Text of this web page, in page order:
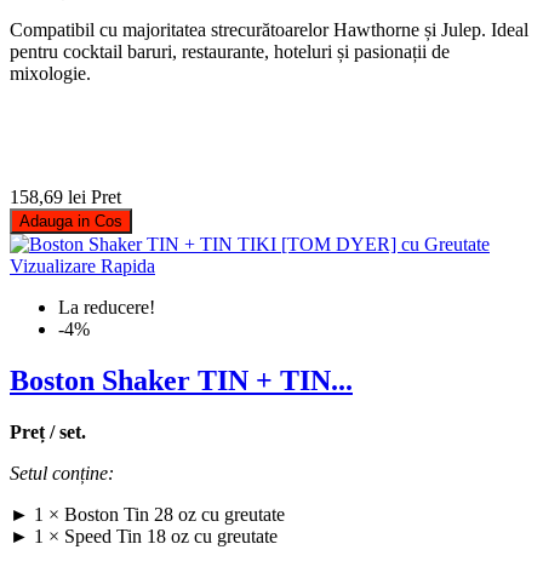
Compatibil cu majoritatea strecurătoarelor Hawthorne și Julep. Ideal
pentru cocktail baruri, restaurante, hoteluri și pasionații de
mixologie.
158,69 lei Pret
Adauga in Cos
Vizualizare Rapida
La reducere!
-4%
Boston Shaker TIN + TIN...
Preț / set.
Setul conține:
► 1 × Boston Tin 28 oz cu greutate
► 1 × Speed Tin 18 oz cu greutate